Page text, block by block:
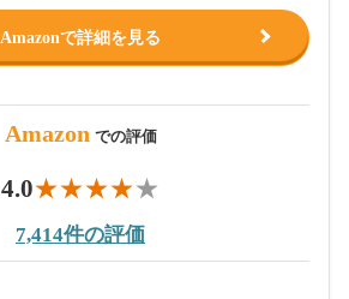
Amazonで詳細を見る
Amazon での評価
4.0
7,414件の評価